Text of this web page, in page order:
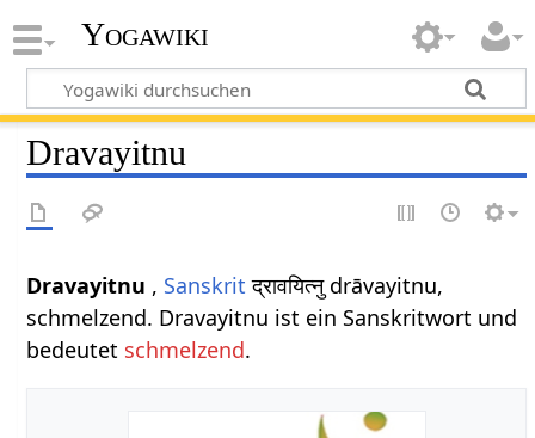
Yogawiki
Dravayitnu
Dravayitnu , Sanskrit द्रावयित्नु drāvayitnu,
schmelzend. Dravayitnu ist ein Sanskritwort und
bedeutet schmelzend.